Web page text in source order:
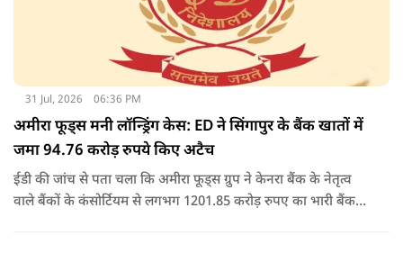
31 Jul, 2026 06:36 PM
अमीरा फूड्स मनी लॉन्ड्रिंग केस: ED ने सिंगापुर के बैंक खातों में
जमा 94.76 करोड़ रुपये किए अटैच
ईडी की जांच से पता चला कि अमीरा फूड्स ग्रुप ने केनरा बैंक के नेतृत्व
वाले बैंकों के कंसोर्टियम से लगभग 1201.85 करोड़ रुपए का भारी बैंक